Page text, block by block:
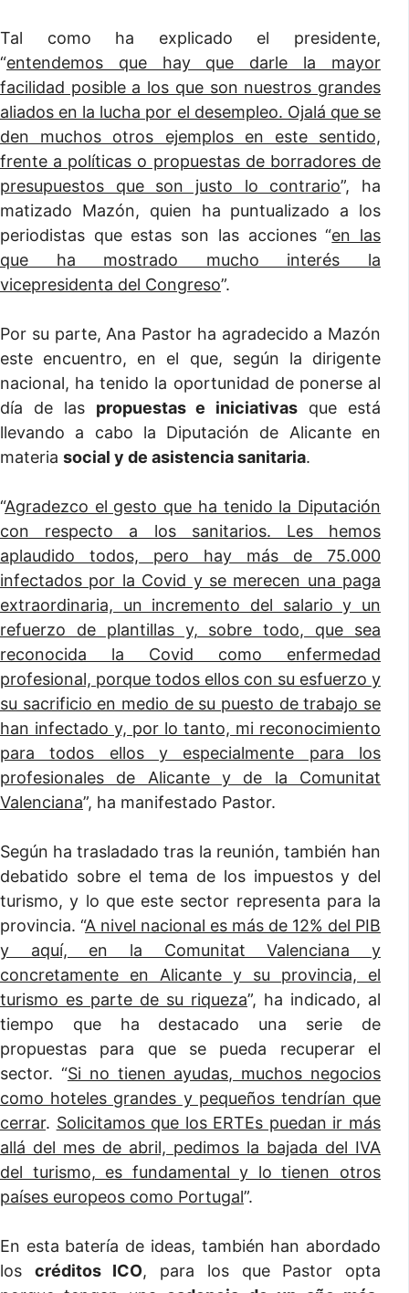
Tal como ha explicado el presidente,
“entendemos que hay que darle la mayor
facilidad posible a los que son nuestros grandes
aliados en la lucha por el desempleo. Ojalá que se
den muchos otros ejemplos en este sentido,
frente a políticas o propuestas de borradores de
presupuestos que son justo lo contrario”, ha
matizado Mazón, quien ha puntualizado a los
periodistas que estas son las acciones “en las
que ha mostrado mucho interés la
vicepresidenta del Congreso”.
Por su parte, Ana Pastor ha agradecido a Mazón
este encuentro, en el que, según la dirigente
nacional, ha tenido la oportunidad de ponerse al
día de las propuestas e iniciativas que está
llevando a cabo la Diputación de Alicante en
materia social y de asistencia sanitaria.
“Agradezco el gesto que ha tenido la Diputación
con respecto a los sanitarios. Les hemos
aplaudido todos, pero hay más de 75.000
infectados por la Covid y se merecen una paga
extraordinaria, un incremento del salario y un
refuerzo de plantillas y, sobre todo, que sea
reconocida la Covid como enfermedad
profesional, porque todos ellos con su esfuerzo y
su sacrificio en medio de su puesto de trabajo se
han infectado y, por lo tanto, mi reconocimiento
para todos ellos y especialmente para los
profesionales de Alicante y de la Comunitat
Valenciana”, ha manifestado Pastor.
Según ha trasladado tras la reunión, también han
debatido sobre el tema de los impuestos y del
turismo, y lo que este sector representa para la
provincia. “A nivel nacional es más de 12% del PIB
y aquí, en la Comunitat Valenciana y
concretamente en Alicante y su provincia, el
turismo es parte de su riqueza”, ha indicado, al
tiempo que ha destacado una serie de
propuestas para que se pueda recuperar el
sector. “Si no tienen ayudas, muchos negocios
como hoteles grandes y pequeños tendrían que
cerrar. Solicitamos que los ERTEs puedan ir más
allá del mes de abril, pedimos la bajada del IVA
del turismo, es fundamental y lo tienen otros
países europeos como Portugal”.
En esta batería de ideas, también han abordado
los créditos ICO, para los que Pastor opta